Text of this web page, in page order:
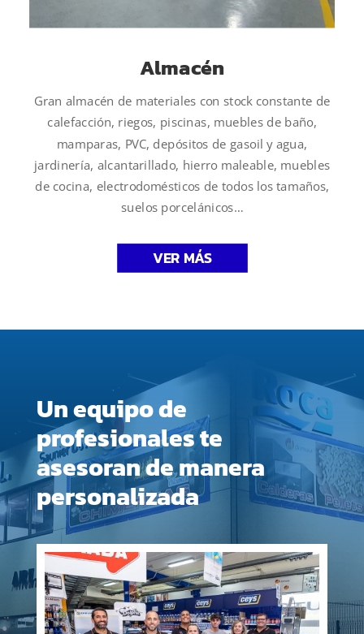
Almacén
Gran almacén de materiales con stock constante de
calefacción, riegos, piscinas, muebles de baño,
mamparas, PVC, depósitos de gasoil y agua,
jardinería, alcantarillado, hierro maleable, muebles
de cocina, electrodomésticos de todos los tamaños,
suelos porcelánicos…
VER MÁS
Un equipo de
profesionales te
asesoran de manera
personalizada